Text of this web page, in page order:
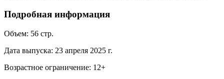
Подробная информация
Объем: 56 стр.
Дата выпуска: 23 апреля 2025 г.
Возрастное ограничение: 12+